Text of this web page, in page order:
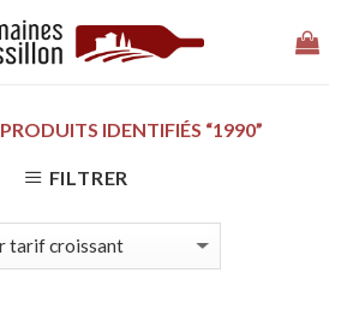
PRODUITS IDENTIFIÉS “1990”
FILTRER